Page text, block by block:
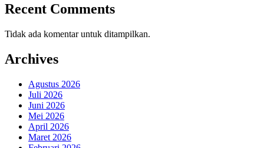
Recent Comments
Tidak ada komentar untuk ditampilkan.
Archives
Agustus 2026
Juli 2026
Juni 2026
Mei 2026
April 2026
Maret 2026